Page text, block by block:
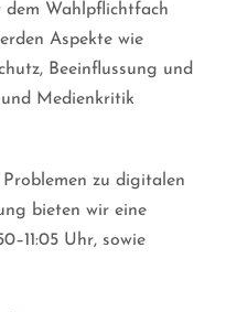
dem Wahlpflichtfach
Aspekte wie
Beeinflussung und
Medienkritik
zu digitalen
bieten wir eine
Uhr, sowie